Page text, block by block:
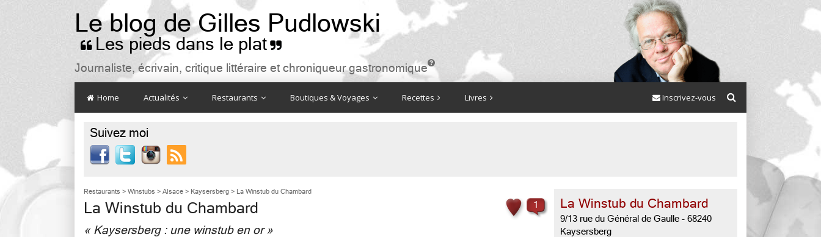
Le blog de Gilles Pudlowski
 Les pieds dans le plat 
Journaliste, écrivain, critique littéraire et chroniqueur gastronomique

Home Actualités Restaurants Boutiques & Voyages Recettes Livres Inscrivez-vous
Suivez moi

Restaurants > Winstubs > Alsace > Kaysersberg > La Winstub du Chambard
1
La Winstub du Chambard
« Kaysersberg : une winstub en or »
La Winstub du Chambard
9/13 rue du Général de Gaulle - 68240
Kaysersberg